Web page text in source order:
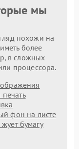
мы
похожи на
более
в сложных
процессора.
фон на листе
бумагу